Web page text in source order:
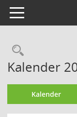
Toggle navigation
Kalender
Kalender